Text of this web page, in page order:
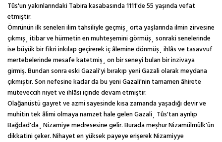
Tûs'un yakınlarındaki Tabira kasabasında 1111'de 55 yaşında vefat
etmiştir.
Ömrünün ilk seneleri ilim tahsiliyle geçmiş¸ orta yaşlarında ilmin zirvesine
çıkmış¸ itibar ve hürmetin en muhteşemini görmüş¸ sonraki senelerinde
ise büyük bir fikri inkılap geçirerek iç âlemine dönmüş¸ ihlâs ve tasavvuf
mertebelerinde mesafe katetmiş¸ on bir seneyi bulan bir inzivaya
girmiş. Bundan sonra eski Gazali'yi bırakıp yeni Gazali olarak meydana
çıkmıştır. Son nefesine kadar da bu yeni Gazali'nin tamamen âhirete
müteveccih niyet ve ihlâsı içinde devam etmiştir.
Olağanüstü gayret ve azmi sayesinde kısa zamanda yaşadığı devir ve
muhitin tek âlimi olmaya namzet hale gelen Gazali¸ Tûs'tan ayrılıp
Bağdad'da¸ Nizamiye medresesine gelir. Burada meşhur Nizamülmülk'ün
dikkatini çeker. Nihayet en yüksek payeye erişerek Nizamiyye